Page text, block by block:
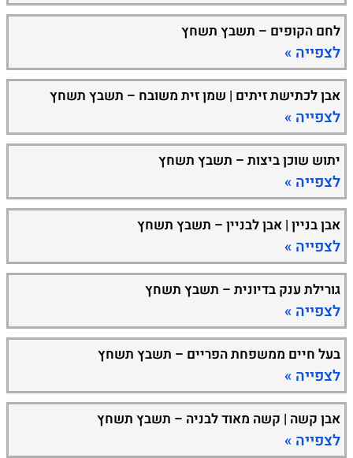
לחם הקופים – תשבץ תשחץ
לצפייה »
אבן לכתישת זיתים | שמן זית משובח – תשבץ תשחץ
לצפייה »
יתוש שוכן ביצות – תשבץ תשחץ
לצפייה »
אבן בניין | אבן לבניין – תשבץ תשחץ
לצפייה »
גורילת ענק בדיונית – תשבץ תשחץ
לצפייה »
בעל חיים ממשפחת הפריים – תשבץ תשחץ
לצפייה »
אבן קשה | קשה מאוד לבניה – תשבץ תשחץ
לצפייה »